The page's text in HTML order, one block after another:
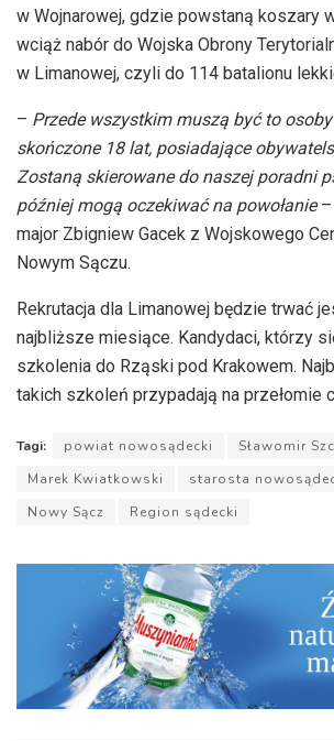
w Wojnarowej, gdzie powstaną koszary
wciąż nabór do Wojska Obrony
w Limanowej, czyli do 114 batalionu
– Przede wszystkim muszą być to
skończone 18 lat, posiadające
Zostaną skierowane do naszej poradni
później mogą oczekiwać na powołanie–
major Zbigniew Gacek z Wojskowego
Nowym Sączu.
Rekrutacja dla Limanowej będzie trwać
najbliższe miesiące. Kandydaci, którzy
szkolenia do Rząski pod Krakowem.
takich szkoleń przypadają na przełomie
Tagi: powiat nowosądecki
Sławomir
Marek Kwiatkowski
starosta
Nowy Sącz
Region sądecki